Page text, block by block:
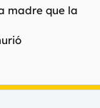
madre que la